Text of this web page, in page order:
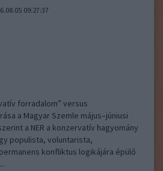
09:27:37
forradalom” versus
a Magyar Szemle május–júniusi
a NER a konzervatív hagyomány
populista, voluntarista,
konfliktus logikájára épülő